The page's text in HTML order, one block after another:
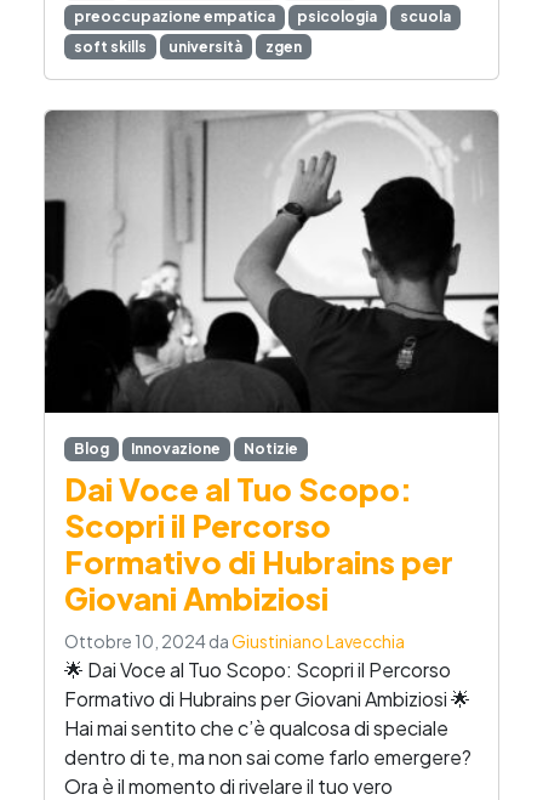
preoccupazione empatica
psicologia
scuola
soft skills
università zgen
Blog Innovazione Notizie
Dai Voce al Tuo Scopo:
Scopri il Percorso
Formativo di Hubrains per
Giovani Ambiziosi
Ottobre 10, 2024daGiustiniano Lavecchia
🌟 Dai Voce al Tuo Scopo: Scopri il Percorso
Formativo di Hubrains per Giovani Ambiziosi 🌟
Hai mai sentito che c’è qualcosa di speciale
dentro di te, ma non sai come farlo emergere?
Ora è il momento di rivelare il tuo vero